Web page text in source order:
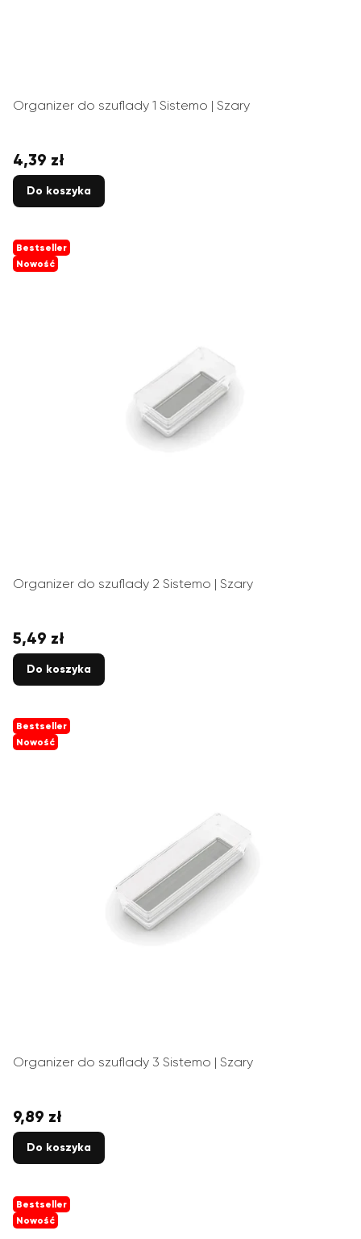
Organizer do szuflady 1 Sistemo | Szary
Cena
4,39 zł
Do koszyka
Bestseller
Nowość
Organizer do szuflady 2 Sistemo | Szary
Cena
5,49 zł
Do koszyka
Bestseller
Nowość
Organizer do szuflady 3 Sistemo | Szary
Cena
9,89 zł
Do koszyka
Bestseller
Nowość